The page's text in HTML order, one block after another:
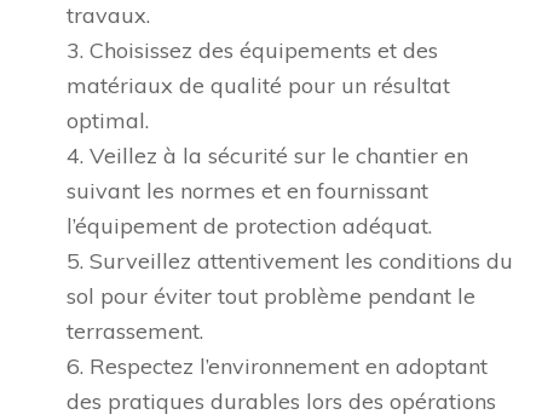
travaux.
3. Choisissez des équipements et des
matériaux de qualité pour un résultat
optimal.
4. Veillez à la sécurité sur le chantier en
suivant les normes et en fournissant
l’équipement de protection adéquat.
5. Surveillez attentivement les conditions du
sol pour éviter tout problème pendant le
terrassement.
6. Respectez l’environnement en adoptant
des pratiques durables lors des opérations